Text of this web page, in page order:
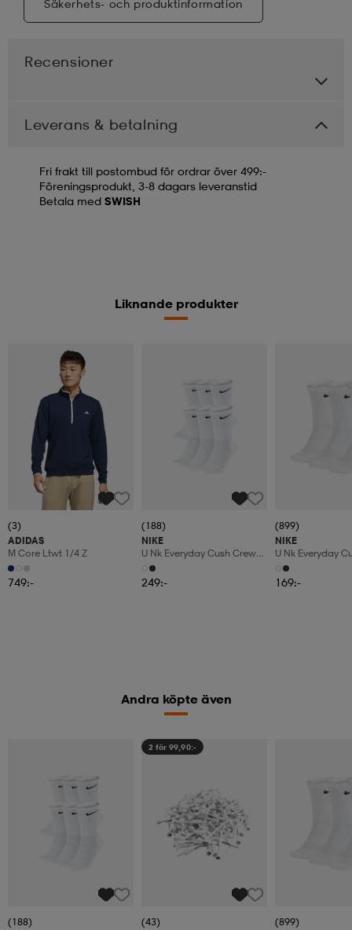
Säkerhets- och produktinformation
Recensioner
Leverans & betalning
Fri frakt till postombud för ordrar över 499:-
Föreningsprodukt, 3-8 dagars leveranstid
Betala med SWISH
Liknande produkter
(3)
ADIDAS
M Core Ltwt 1/4 Z
749:-
(188)
NIKE
U Nk Everyday Cush Crew
6pr-Bd
249:-
(899)
NIKE
U Nk Everyday
3pr
169:-
Andra köpte även
(188)
2 för 99,90:-
(43)
(899)